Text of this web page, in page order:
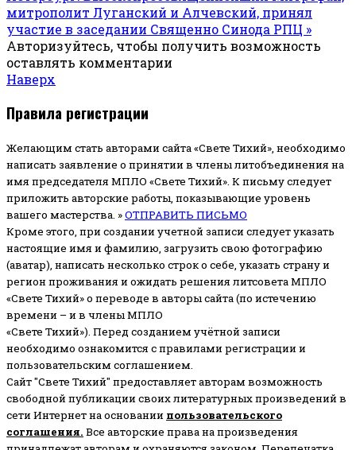
митрополит Луганский и Алчевский, принял
участие в заседании Священно Синода РПЦ »
Авторизуйтесь, чтобы получить возможность
оставлять комментарии
Наверх
Правила регистрации
Желающим стать авторами сайта «Свете Тихий», необходимо
написать заявление о принятии в члены литобъединения на
имя председателя МПЛО «Свете Тихий». К письму следует
приложить авторские работы, показывающие уровень
вашего мастерства. »ОТПРАВИТЬ ПИСЬМО
Кроме этого, при создании учетной записи следует указать
настоящие имя и фамилию, загрузить свою фотографию
(аватар), написать несколько строк о себе, указать страну и
регион проживания и ожидать решения литсовета МПЛО
«Свете Тихий» о переводе в авторы сайта (по истечению
времени – и в члены МПЛО
«Свете Тихий»). Перед созданием учётной записи
необходимо ознакомится с правилами регистрации и
пользовательским соглашением.
Сайт "Свете Тихий" предоставляет авторам возможность
свободной публикации своих литературных произведений в
сети Интернет на основании пользовательского
соглашения. Все авторские права на произведения